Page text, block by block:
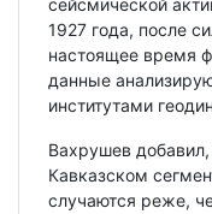
сейсмической
1927 года, после
настоящее время
данные
институтами
Вахрушев
Кавказском
случаются реже,